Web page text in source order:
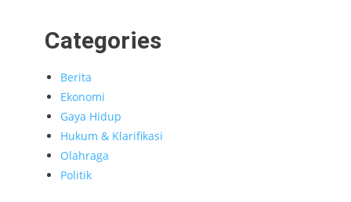
Categories
Berita
Ekonomi
Gaya Hidup
Hukum & Klarifikasi
Olahraga
Politik